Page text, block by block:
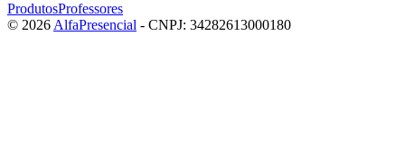
ProdutosProfessores
© 2026 AlfaPresencial - CNPJ: 34282613000180